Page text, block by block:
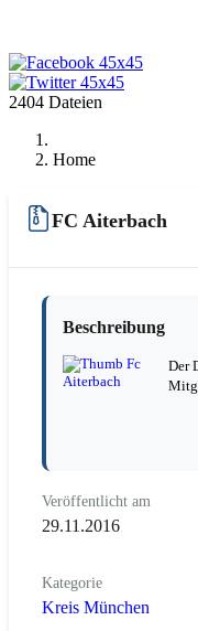
2404 Dateien
Home
FC Aiterbach
Beschreibung
Der
Veröffentlicht am
29.11.2016
Kategorie
Kreis München